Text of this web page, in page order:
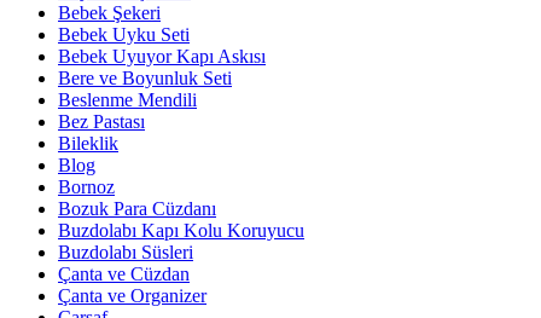
Bebek Şekeri
Bebek Uyku Seti
Bebek Uyuyor Kapı Askısı
Bere ve Boyunluk Seti
Beslenme Mendili
Bez Pastası
Bileklik
Blog
Bornoz
Bozuk Para Cüzdanı
Buzdolabı Kapı Kolu Koruyucu
Buzdolabı Süsleri
Çanta ve Cüzdan
Çanta ve Organizer